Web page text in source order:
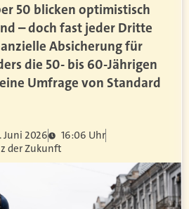
50 blicken optimistisch
– doch fast jeder Dritte
Absicherung für
die 50- bis 60-Jährigen
Umfrage von Standard
Juni 2026
16:06 Uhr
der Zukunft